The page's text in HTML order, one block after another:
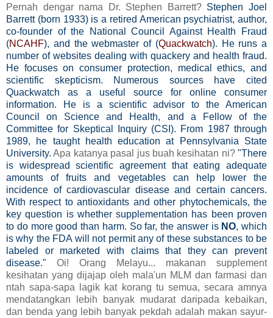
Pernah dengar nama Dr. Stephen Barrett? Stephen Joel
Barrett (born 1933) is a retired American psychiatrist, author,
co-founder of the National Council Against Health Fraud
(NCAHF), and the webmaster of (Quackwatch). He runs a
number of websites dealing with quackery and health fraud.
He focuses on consumer protection, medical ethics, and
scientific skepticism. Numerous sources have cited
Quackwatch as a useful source for online consumer
information.
He is a scientific advisor to the American
Council on Science and Health, and a Fellow of the
Committee for Skeptical Inquiry (CSI). From 1987 through
1989, he taught health education at Pennsylvania State
University.Apa katanya pasal jus buah kesihatan ni? "There
is widespread scientific agreement that eating adequate
amounts of fruits and vegetables can help lower the
incidence of cardiovascular disease and certain cancers.
With respect to antioxidants and other phytochemicals, the
key question is whether supplementation has been proven
to do more good than harm. So far, the answer is NO, which
is why the FDA will not permit any of these substances to be
labeled or marketed with claims that they can prevent
disease." Oi! Orang Melayu... makanan supplement
kesihatan yang dijajap oleh mala'un MLM dan farmasi dan
ntah sapa-sapa lagik kat korang tu semua, secara amnya
mendatangkan lebih banyak mudarat daripada kebaikan,
dan benda yang lebih banyak pekdah adalah makan sayur-